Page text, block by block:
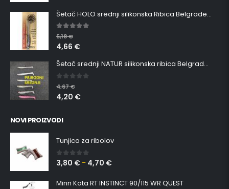
Šetač HOLO srednji silikonska Ribica Belgrade Walker
5.00out of 5
5,18€
4,66 €
Šetač srednji NATUR silikonska ribica Belgrade Walker
0 out of 5
4,67€
4,20 €
NOVI PROIZVODI
Tunjica za ribolov
0 out of 5
3,80 € – 4,70 €
Minn Kota RT INSTINCT 90/115 WR QUEST